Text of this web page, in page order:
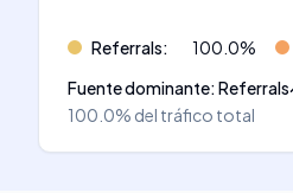
Referrals: 100.0%
Fuente dominante:Referrals
100.0% del tráfico total